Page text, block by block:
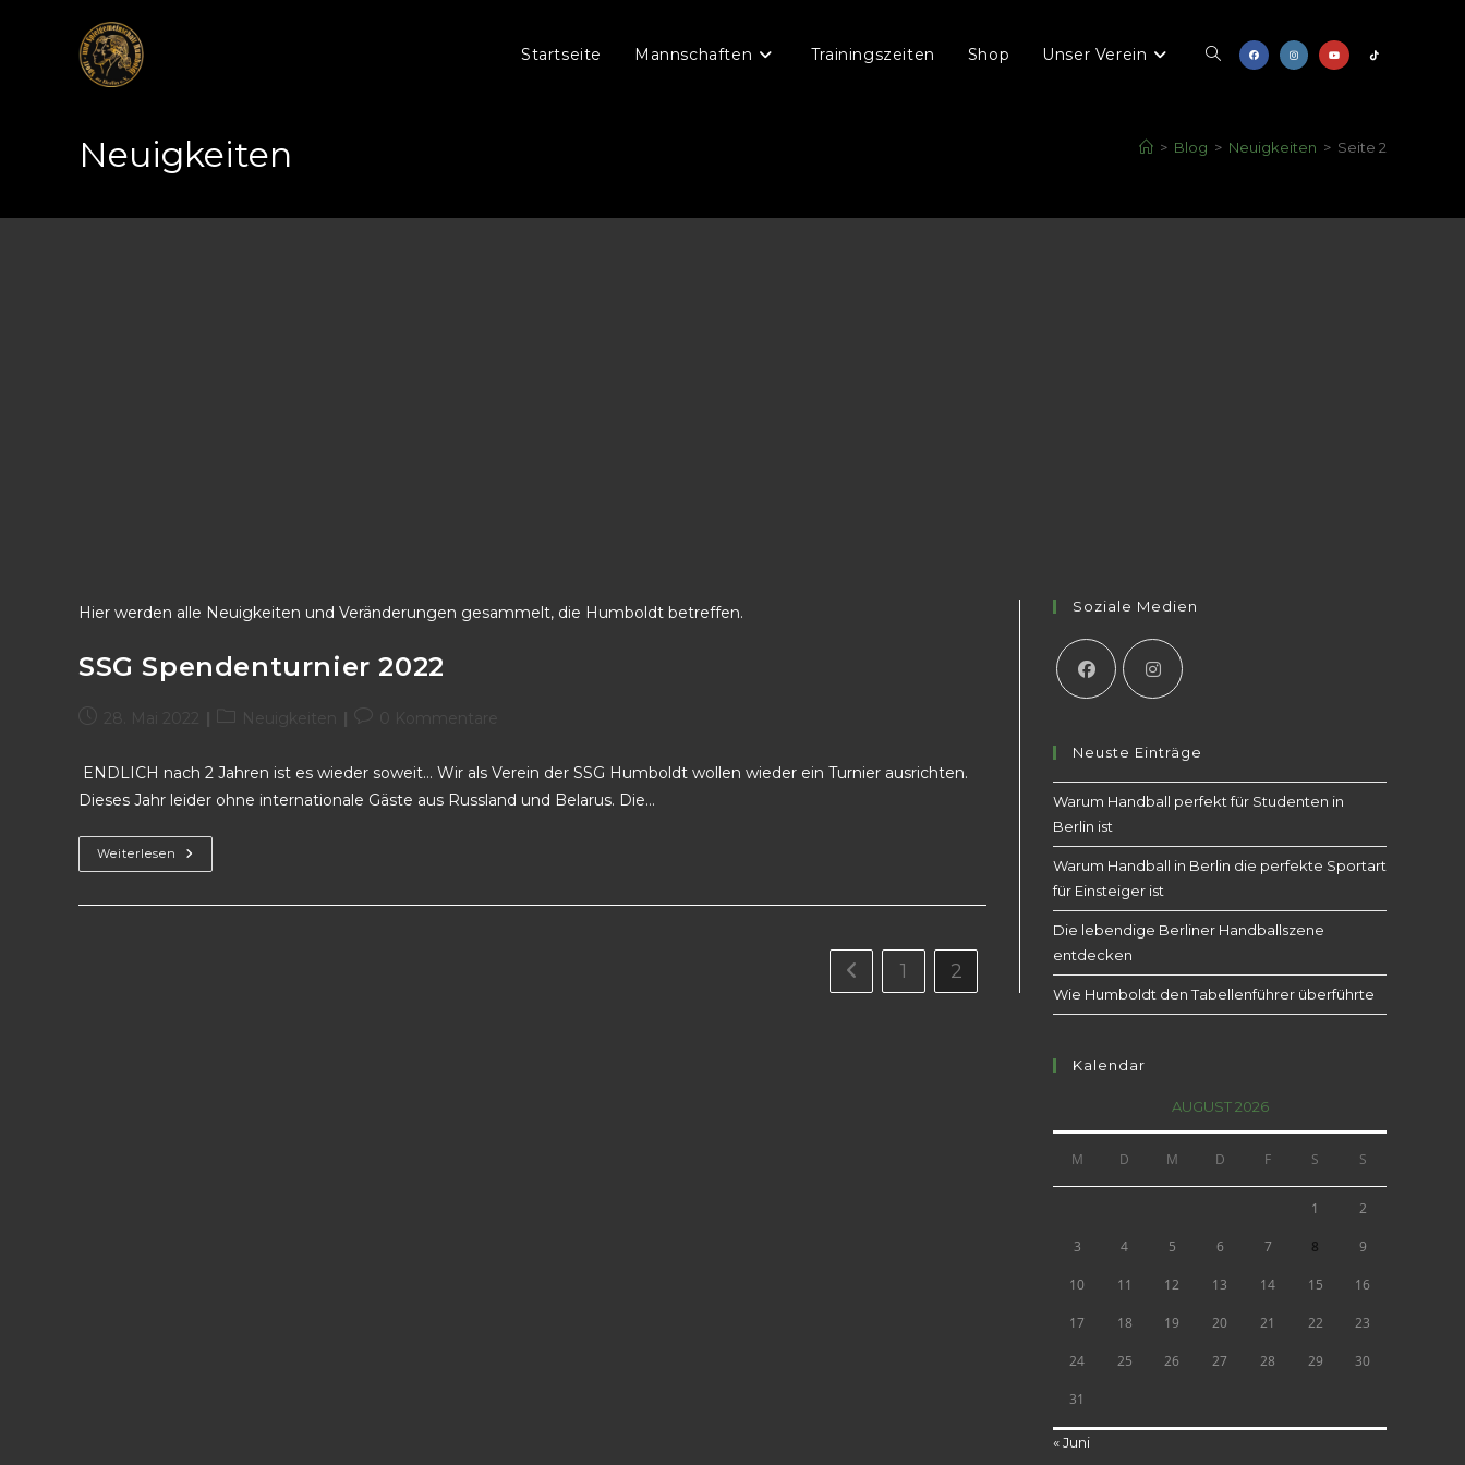
Startseite Mannschaften Trainingszeiten Shop Unser Verein
Neuigkeiten > Blog > Neuigkeiten > Seite 2
Hier werden alle Neuigkeiten und Veränderungen gesammelt, die Humboldt betreffen.
SSG Spendenturnier 2022
28. Mai 2022 Neuigkeiten 0 Kommentare
ENDLICH nach 2 Jahren ist es wieder soweit… Wir als Verein der SSG Humboldt wollen wieder ein Turnier ausrichten.
Dieses Jahr leider ohne internationale Gäste aus Russland und Belarus. Die…
Weiterlesen
1 2
Soziale Medien
Neuste Einträge
Warum Handball perfekt für Studenten in
Berlin ist
Warum Handball in Berlin die perfekte Sportart
für Einsteiger ist
Die lebendige Berliner Handballszene
entdecken
Wie Humboldt den Tabellenführer überführte
Kalendar
AUGUST 2026
M D M D F S S
1 2
3 4 5 6 7 8 9
10 11 12 13 14 15 16
17 18 19 20 21 22 23
24 25 26 27 28 29 30
31
« Juni